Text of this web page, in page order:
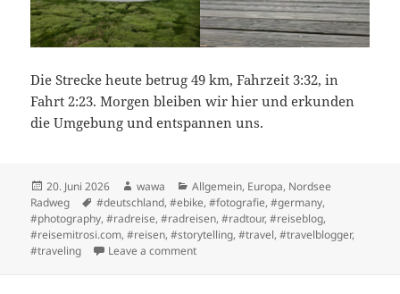
Die Strecke heute betrug 49 km, Fahrzeit 3:32, in
Fahrt 2:23. Morgen bleiben wir hier und erkunden
die Umgebung und entspannen uns.
Posted
on
20. Juni 2026 Author
wawa Categories
Allgemein, Europa, Nordsee
Radweg
Tags
#deutschland,#ebike,#fotografie,#germany,
#photography,#radreise,#radreisen,#radtour,#reiseblog,
#reisemitrosi.com,#reisen,#storytelling,#travel,#travelblogger,
#traveling
Leave a commenton Etappe 5: Büsum -> Sankt Peter